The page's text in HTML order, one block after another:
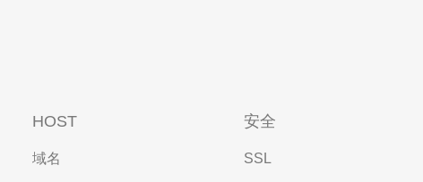
HOST
域名
安全
SSL